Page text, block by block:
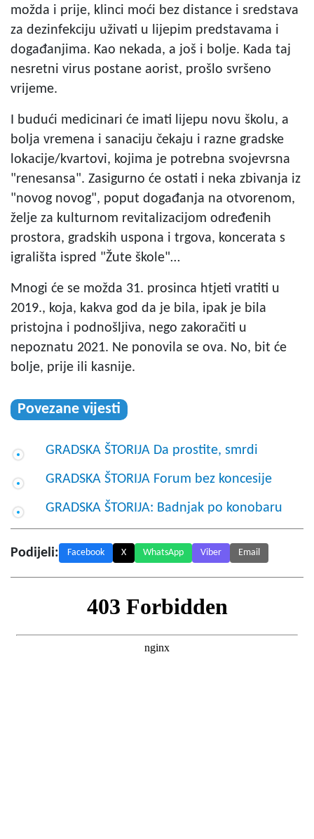
možda i prije, klinci moći bez distance i sredstava
za dezinfekciju uživati u lijepim predstavama i
događanjima. Kao nekada, a još i bolje. Kada taj
nesretni virus postane aorist, prošlo svršeno
vrijeme.
I budući medicinari će imati lijepu novu školu, a
bolja vremena i sanaciju čekaju i razne gradske
lokacije/kvartovi, kojima je potrebna svojevrsna
"renesansa". Zasigurno će ostati i neka zbivanja iz
"novog novog", poput događanja na otvorenom,
želje za kulturnom revitalizacijom određenih
prostora, gradskih uspona i trgova, koncerata s
igrališta ispred "Žute škole"…
Mnogi će se možda 31. prosinca htjeti vratiti u
2019., koja, kakva god da je bila, ipak je bila
pristojna i podnošljiva, nego zakoračiti u
nepoznatu 2021. Ne ponovila se ova. No, bit će
bolje, prije ili kasnije.
Povezane vijesti
GRADSKA ŠTORIJA Da prostite, smrdi
GRADSKA ŠTORIJA Forum bez koncesije
GRADSKA ŠTORIJA: Badnjak po konobaru
Podijeli: Facebook X WhatsApp Viber Email